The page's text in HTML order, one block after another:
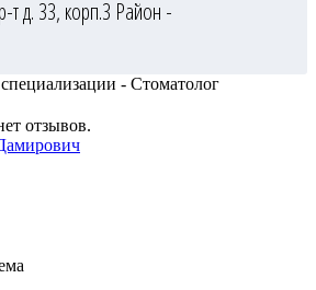
т д. 33, корп.3 Район -
- Стоматолог
отзывов.